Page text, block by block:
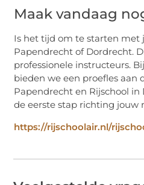
Maak vandaag
Is het tijd om te starten met
Papendrecht of Dordrecht.
professionele instructeurs.
bieden we een proefles aan
Papendrecht en Rijschool
de eerste stap richting jouw
https://rijschoolair.nl/